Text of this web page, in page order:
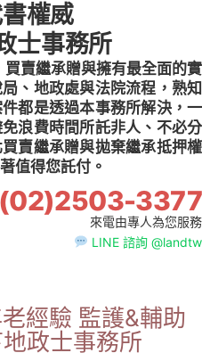
權威
士事務所
賣繼承贈與擁有最全面的實
、地政處與法院流程，熟知
都是透過本事務所解決，一
浪費時間所託非人、不必分
賣繼承贈與拋棄繼承抵押權
值得您託付。
(02)2503-3377
來電由專人為您服務
LINE 諮詢 @landtw
經驗 監護&輔助
政士事務所